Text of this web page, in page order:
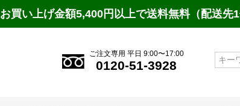
お買い上げ金額5,400円以上で送料無料（配送先1
ご注文専用 平日 9:00〜17:00
0120-51-3928